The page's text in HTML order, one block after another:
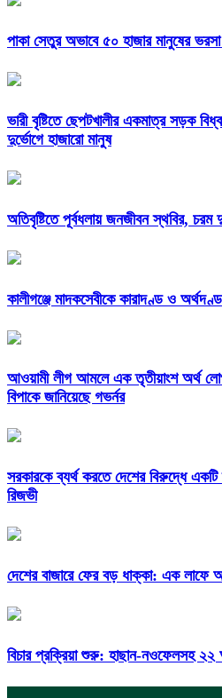
পাকা সেতুর অভাবে ৫০ হাজার মানুষের
ভারী বৃষ্টিতে ছেপটখালীর একমাত্র সড়ক
দুর্ভোগে হাজারো মানুষ
অতিবৃষ্টিতে পূর্বধলায় জনজীবন স্থবির, চরম
কালীগঞ্জে মাদকসেবীকে কারাদণ্ড ও অর্থদণ্ড
আওয়ামী লীগ আমলে এক তৃতীয়াংশ অর্থ
বিপাকে জানিয়েছে গভর্নর
সরকারকে ব্যর্থ করতে দেশের বিরুদ্ধে
রিজভী
দেশের বাজারে ফের বড় ধাক্কা: এক লাফে
বিচার প্রক্রিয়া শুরু: হাছান-নওফেলসহ